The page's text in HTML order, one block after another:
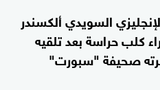
السويدي ألكسندر
لشراء كلب حراسة بعد تلقيه
صحيفة "سبورت"